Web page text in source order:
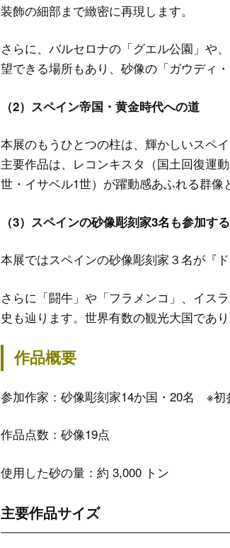
装飾の細部まで緻密に再現します。
さらに、バルセロナの「グエル公園」や
望できる場所もあり、砂像の「ガウディ
（2）スペイン帝国・黄金時代への道
本展のもうひとつの柱は、輝かしいスペ
主要作品は、レコンキスタ（国土回復運
世・イサベル1世）が躍動感あふれる群像
（3）スペインの砂像彫刻家3名も参加す
本展ではスペインの砂像彫刻家３名が『
さらに「闘牛」や「フラメンコ」、イス
史も辿ります。世界有数の観光大国であ
作品概要
参加作家：砂像彫刻家14か国・20名 ※初
作品点数：砂像19点
使用した砂の量：約 3,000 トン
主要作品サイズ